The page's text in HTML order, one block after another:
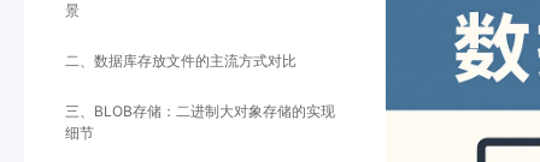
景
二、数据库存放文件的主流方式对比
三、BLOB存储：二进制大对象存储的实现
细节